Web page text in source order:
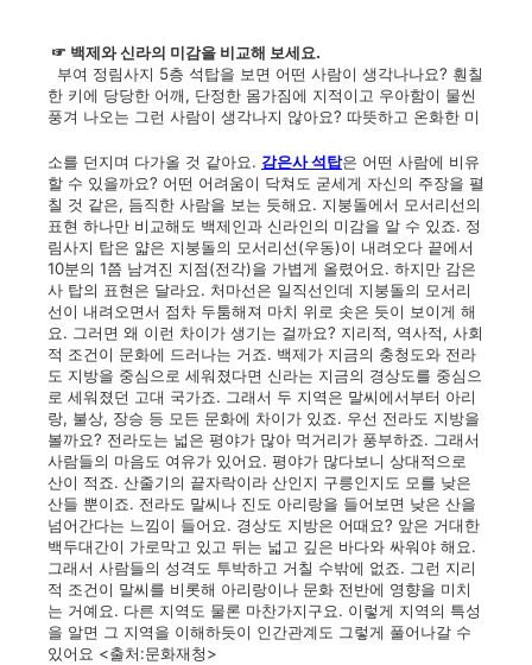
☞ 백제와 신라의 미감을 비교해 보세요.
부여 정림사지 5층 석탑을 보면 어떤 사람이 생각나나요? 훤칠
한 키에 당당한 어깨, 단정한 몸가짐에 지적이고 우아함이 물씬
풍겨 나오는 그런 사람이 생각나지 않아요? 따뜻하고 온화한 미
소를 던지며 다가올 것 같아요. 감은사 석탑은 어떤 사람에 비유
할 수 있을까요? 어떤 어려움이 닥쳐도 굳세게 자신의 주장을 펼
칠 것 같은, 듬직한 사람을 보는 듯해요. 지붕돌에서 모서리선의
표현 하나만 비교해도 백제인과 신라인의 미감을 알 수 있죠. 정
림사지 탑은 얇은 지붕돌의 모서리선(우동)이 내려오다 끝에서
10분의 1쯤 남겨진 지점(전각)을 가볍게 올렸어요. 하지만 감은
사 탑의 표현은 달라요. 처마선은 일직선인데 지붕돌의 모서리
선이 내려오면서 점차 두툼해져 마치 위로 솟은 듯이 보이게 해
요. 그러면 왜 이런 차이가 생기는 걸까요? 지리적, 역사적, 사회
적 조건이 문화에 드러나는 거죠. 백제가 지금의 충청도와 전라
도 지방을 중심으로 세워졌다면 신라는 지금의 경상도를 중심으
로 세워졌던 고대 국가죠. 그래서 두 지역은 말씨에서부터 아리
랑, 불상, 장승 등 모든 문화에 차이가 있죠. 우선 전라도 지방을
볼까요? 전라도는 넓은 평야가 많아 먹거리가 풍부하죠. 그래서
사람들의 마음도 여유가 있어요. 평야가 많다보니 상대적으로
산이 적죠. 산줄기의 끝자락이라 산인지 구릉인지도 모를 낮은
산들 뿐이죠. 전라도 말씨나 진도 아리랑을 들어보면 낮은 산을
넘어간다는 느낌이 들어요. 경상도 지방은 어때요? 앞은 거대한
백두대간이 가로막고 있고 뒤는 넓고 깊은 바다와 싸워야 해요.
그래서 사람들의 성격도 투박하고 거칠 수밖에 없죠. 그런 지리
적 조건이 말씨를 비롯해 아리랑이나 문화 전반에 영향을 미치
는 거예요. 다른 지역도 물론 마찬가지구요. 이렇게 지역의 특성
을 알면 그 지역을 이해하듯이 인간관계도 그렇게 풀어나갈 수
있어요 <출처:문화재청>